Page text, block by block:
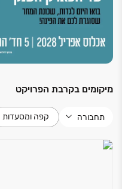
מיקומים בקרבת הפרויקט
תחבורה קפה ומסעדות